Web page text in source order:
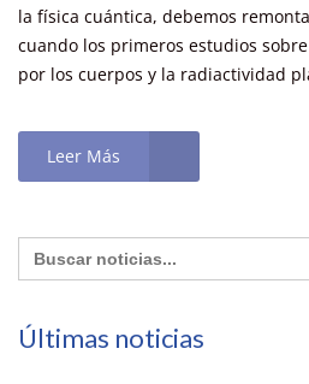
la física cuántica, debemos
cuando los primeros estudios
por los cuerpos y la radiactividad
Leer Más
Buscar:
Últimas noticias